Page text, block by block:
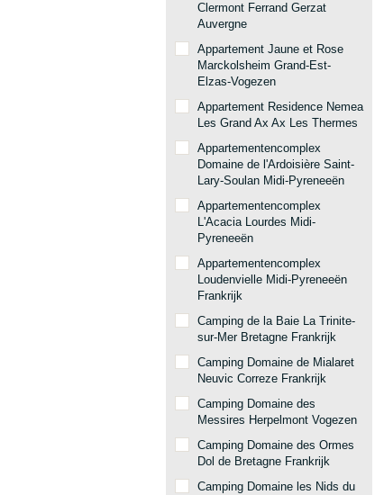
Clermont Ferrand Gerzat
Auvergne
Appartement Jaune et Rose
Marckolsheim Grand-Est-
Elzas-Vogezen
Appartement Residence Nemea
Les Grand Ax Ax Les Thermes
Appartementencomplex
Domaine de l'Ardoisière Saint-
Lary-Soulan Midi-Pyreneeën
Appartementencomplex
L'Acacia Lourdes Midi-
Pyreneeën
Appartementencomplex
Loudenvielle Midi-Pyreneeën
Frankrijk
Camping de la Baie La Trinite-
sur-Mer Bretagne Frankrijk
Camping Domaine de Mialaret
Neuvic Correze Frankrijk
Camping Domaine des
Messires Herpelmont Vogezen
Camping Domaine des Ormes
Dol de Bretagne Frankrijk
Camping Domaine les Nids du